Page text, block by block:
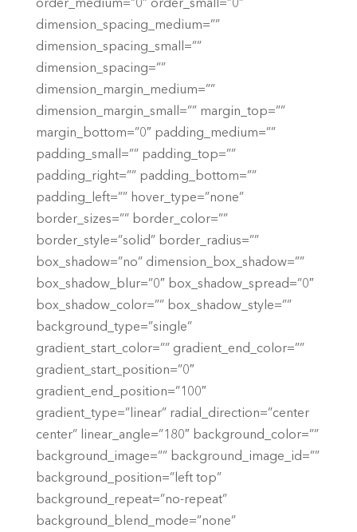
order_medium=”0″ order_small=”0″
dimension_spacing_medium=””
dimension_spacing_small=””
dimension_spacing=””
dimension_margin_medium=””
dimension_margin_small=”” margin_top=””
margin_bottom=”0″ padding_medium=””
padding_small=”” padding_top=””
padding_right=”” padding_bottom=””
padding_left=”” hover_type=”none”
border_sizes=”” border_color=””
border_style=”solid” border_radius=””
box_shadow=”no” dimension_box_shadow=””
box_shadow_blur=”0″ box_shadow_spread=”0″
box_shadow_color=”” box_shadow_style=””
background_type=”single”
gradient_start_color=”” gradient_end_color=””
gradient_start_position=”0″
gradient_end_position=”100″
gradient_type=”linear” radial_direction=”center
center” linear_angle=”180″ background_color=””
background_image=”” background_image_id=””
background_position=”left top”
background_repeat=”no-repeat”
background_blend_mode=”none”